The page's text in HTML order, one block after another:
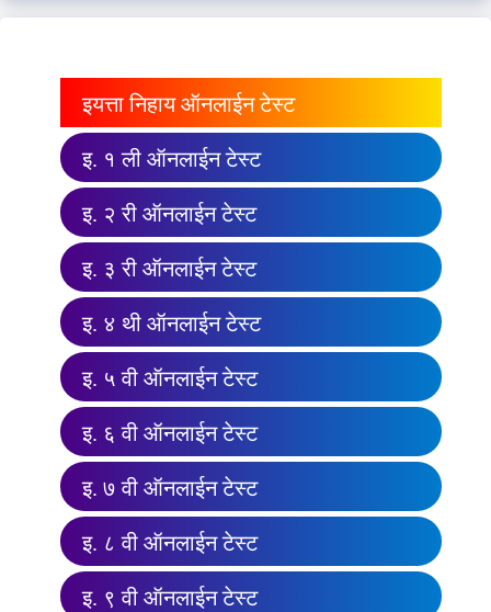
इयत्ता निहाय ऑनलाईन टेस्ट
इ. १ ली ऑनलाईन टेस्ट
इ. २ री ऑनलाईन टेस्ट
इ. ३ री ऑनलाईन टेस्ट
इ. ४ थी ऑनलाईन टेस्ट
इ. ५ वी ऑनलाईन टेस्ट
इ. ६ वी ऑनलाईन टेस्ट
इ. ७ वी ऑनलाईन टेस्ट
इ. ८ वी ऑनलाईन टेस्ट
इ. ९ वी ऑनलाईन टेस्ट